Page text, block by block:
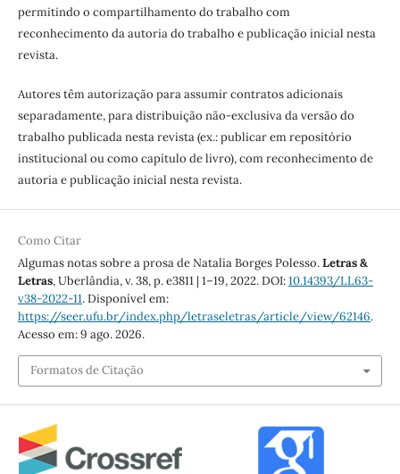
permitindo o compartilhamento do trabalho com
reconhecimento da autoria do trabalho e publicação inicial nesta
revista.
Autores têm autorização para assumir contratos adicionais
separadamente, para distribuição não-exclusiva da versão do
trabalho publicada nesta revista (ex.: publicar em repositório
institucional ou como capítulo de livro), com reconhecimento de
autoria e publicação inicial nesta revista.
Como Citar
Algumas notas sobre a prosa de Natalia Borges Polesso.Letras &
Letras, Uberlândia, v. 38, p. e3811 | 1–19, 2022. DOI:10.14393/LL63-
v38-2022-11. Disponível em:
https://seer.ufu.br/index.php/letraseletras/article/view/62146.
Acesso em: 9 ago. 2026.
Formatos de Citação